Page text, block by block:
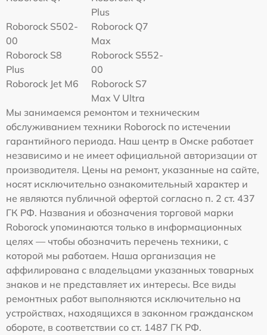
Plus
Roborock S502-
00
Roborock Q7
Max
Roborock S8
Plus
Roborock S552-
00
Roborock Jet M6
Roborock S7
Max V Ultra
Мы занимаемся ремонтом и техническим
обслуживанием техники Roborock по истечении
гарантийного периода. Наш центр в Омске работает
независимо и не имеет официальной авторизации от
производителя. Цены на ремонт, указанные на сайте,
носят исключительно ознакомительный характер и
не являются публичной офертой согласно п. 2 ст. 437
ГК РФ. Названия и обозначения торговой марки
Roborock упоминаются только в информационных
целях — чтобы обозначить перечень техники, с
которой мы работаем. Наша организация не
аффилирована с владельцами указанных товарных
знаков и не представляет их интересы. Все виды
ремонтных работ выполняются исключительно на
устройствах, находящихся в законном гражданском
обороте, в соответствии со ст. 1487 ГК РФ.